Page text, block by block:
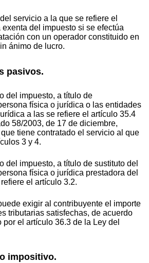
servicio a la que se refiere el
del impuesto si se efectúa
con un operador constituido en
ánimo de lucro.
pasivos.
del impuesto, a título de
física o jurídica o las entidades
a las se refiere el artículo 35.4
58/2003, de 17 de diciembre,
tiene contratado el servicio al que
3 y 4.
del impuesto, a título de sustituto del
física o jurídica prestadora del
el artículo 3.2.
exigir al contribuyente el importe
tributarias satisfechas, de acuerdo
el artículo 36.3 de la Ley del
impositivo.